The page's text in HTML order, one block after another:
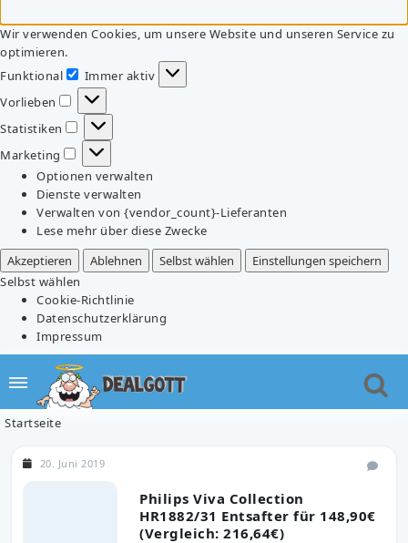
Wir verwenden Cookies, um unsere Website und unseren Service zu
optimieren.
Funktional
Funktional
Immer aktiv
Vorlieben
Vorlieben
Statistiken
Statistiken
Marketing
Marketing
Optionen verwalten
Dienste verwalten
Verwalten von {vendor_count}-Lieferanten
Lese mehr über diese Zwecke
Akzeptieren
Ablehnen Selbst wählen
Einstellungen speichern
Selbst wählen
Cookie-Richtlinie
Datenschutzerklärung
Impressum
Startseite
Philips Viva Collection
HR1882/31 Entsafter für 148,90€
(Vergleich: 216,64€)
20. Juni 2019